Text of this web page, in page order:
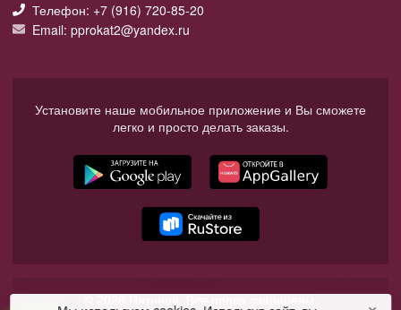
Телефон: +7 (916) 720-85-20
Email: pprokat2@yandex.ru
Установите наше мобильное приложение и Вы сможете
легко и просто делать заказы.
© 2026 Пятница. Все права защищены.